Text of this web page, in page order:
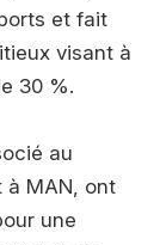
et fait
visant à
30 %.
au
à MAN, ont
une